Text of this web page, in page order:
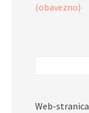
(obavezno)
Web-stranica